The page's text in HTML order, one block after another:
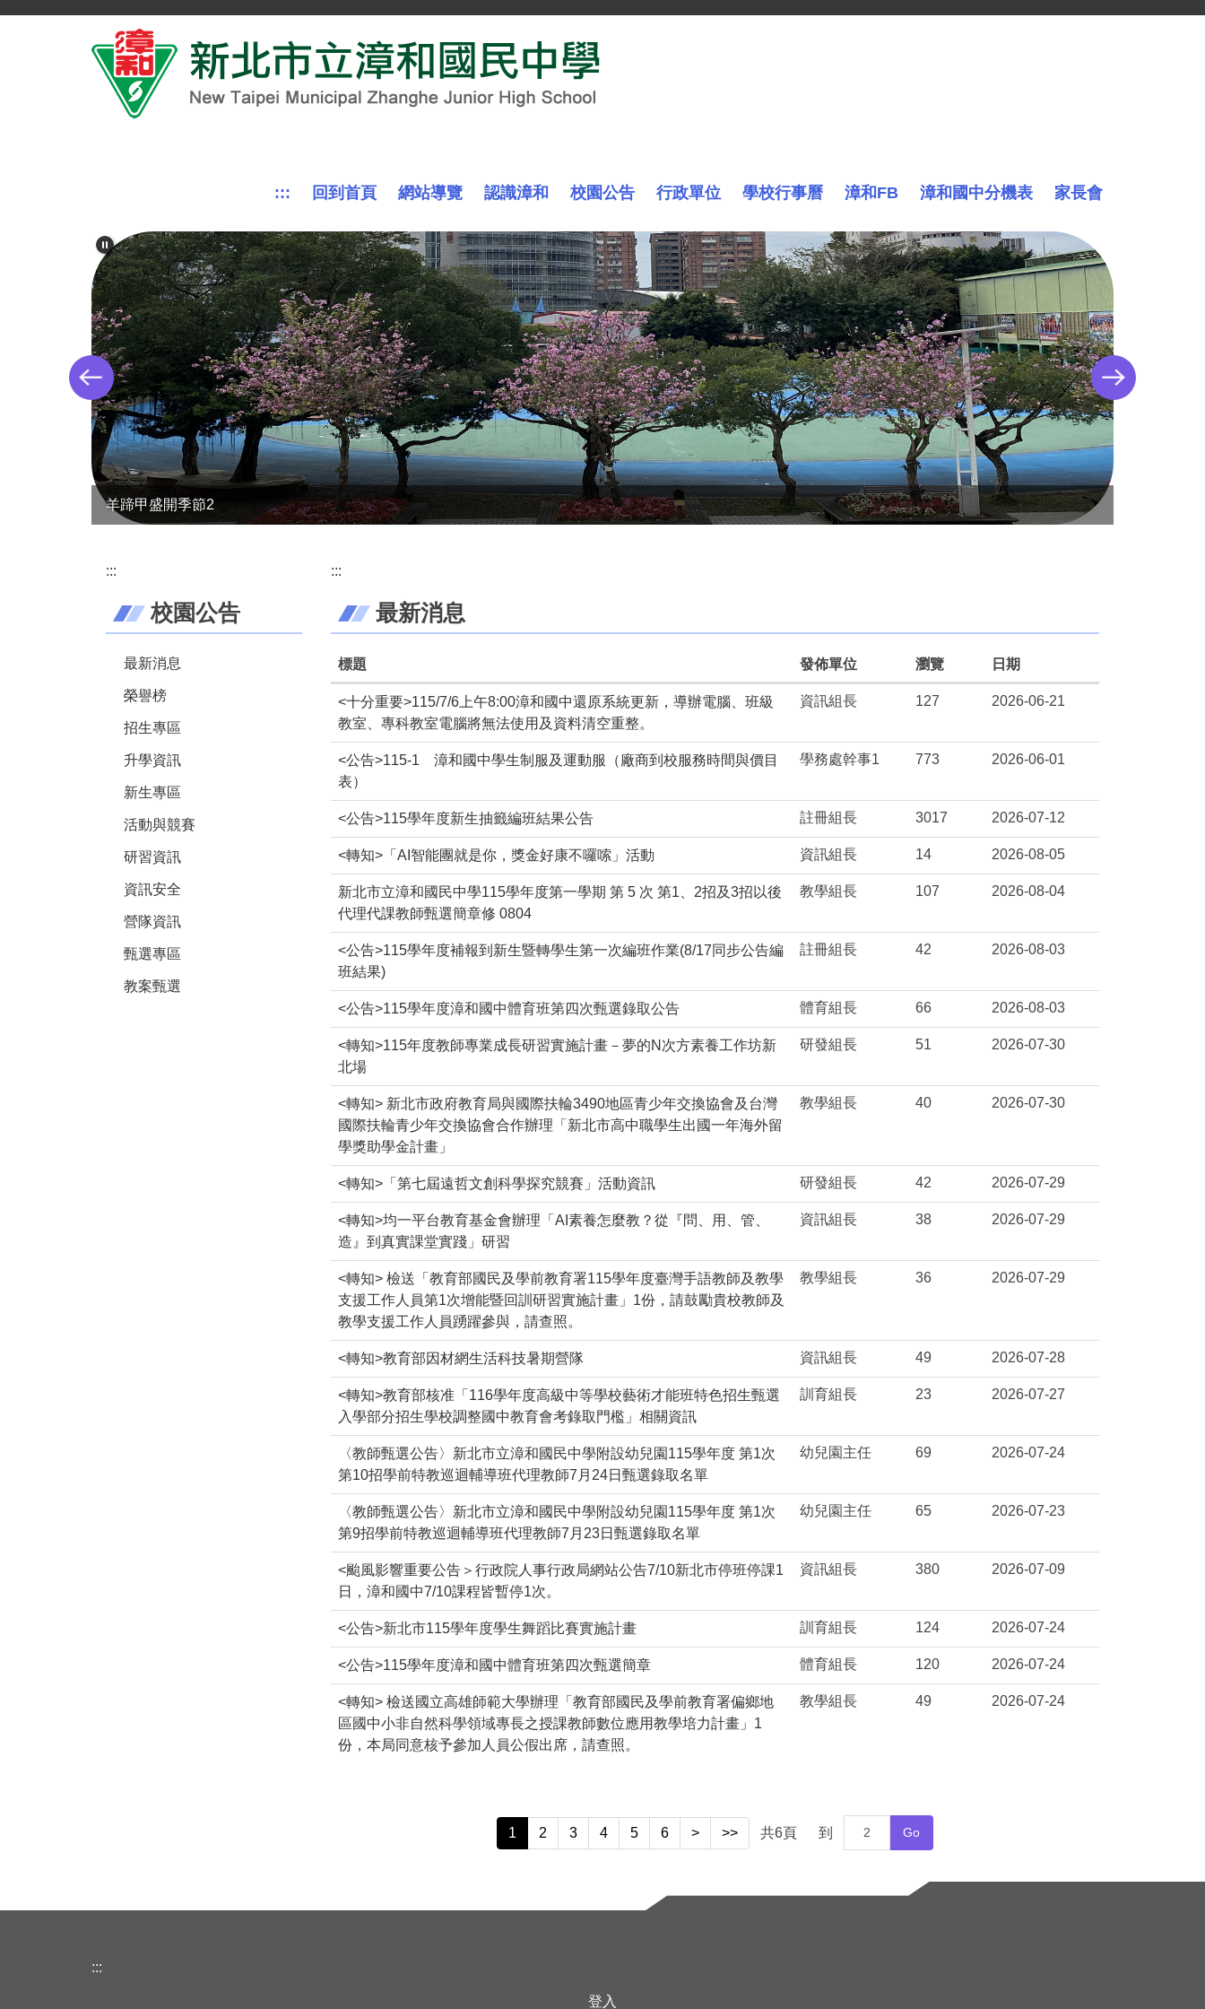
::: 回到首頁 網站導覽 認識漳和 校園公告 行政單位 學校行事曆 漳和FB 漳和國中分機表 家長會
羊蹄甲盛開季節2
:::
校園公告
最新消息
榮譽榜
招生專區
升學資訊
新生專區
活動與競賽
研習資訊
資訊安全
營隊資訊
甄選專區
教案甄選
:::
最新消息
標題 發佈單位 瀏覽 日期
<十分重要>115/7/6上午8:00漳和國中還原系統更新，導辦電腦、班級
教室、專科教室電腦將無法使用及資料清空重整。
資訊組長 127 2026-06-21
<公告>115-1 漳和國中學生制服及運動服（廠商到校服務時間與價目
表）
學務處幹事1 773 2026-06-01
<公告>115學年度新生抽籤編班結果公告 註冊組長 3017 2026-07-12
<轉知>「AI智能團就是你，獎金好康不囉嗦」活動 資訊組長 14 2026-08-05
新北市立漳和國民中學115學年度第一學期 第 5 次 第1、2招及3招以後
代理代課教師甄選簡章修 0804
教學組長 107 2026-08-04
<公告>115學年度補報到新生暨轉學生第一次編班作業(8/17同步公告編
班結果)
註冊組長 42 2026-08-03
<公告>115學年度漳和國中體育班第四次甄選錄取公告 體育組長 66 2026-08-03
<轉知>115年度教師專業成長研習實施計畫－夢的N次方素養工作坊新
北場
研發組長 51 2026-07-30
<轉知> 新北市政府教育局與國際扶輪3490地區青少年交換協會及台灣
國際扶輪青少年交換協會合作辦理「新北市高中職學生出國一年海外留
學獎助學金計畫」
教學組長 40 2026-07-30
<轉知>「第七屆遠哲文創科學探究競賽」活動資訊 研發組長 42 2026-07-29
<轉知>均一平台教育基金會辦理「AI素養怎麼教？從『問、用、管、
造』到真實課堂實踐」研習
資訊組長 38 2026-07-29
<轉知> 檢送「教育部國民及學前教育署115學年度臺灣手語教師及教學
支援工作人員第1次增能暨回訓研習實施計畫」1份，請鼓勵貴校教師及
教學支援工作人員踴躍參與，請查照。
教學組長 36 2026-07-29
<轉知>教育部因材網生活科技暑期營隊 資訊組長 49 2026-07-28
<轉知>教育部核准「116學年度高級中等學校藝術才能班特色招生甄選
入學部分招生學校調整國中教育會考錄取門檻」相關資訊
訓育組長 23 2026-07-27
〈教師甄選公告〉新北市立漳和國民中學附設幼兒園115學年度 第1次
第10招學前特教巡迴輔導班代理教師7月24日甄選錄取名單
幼兒園主任 69 2026-07-24
〈教師甄選公告〉新北市立漳和國民中學附設幼兒園115學年度 第1次
第9招學前特教巡迴輔導班代理教師7月23日甄選錄取名單
幼兒園主任 65 2026-07-23
<颱風影響重要公告＞行政院人事行政局網站公告7/10新北市停班停課1
日，漳和國中7/10課程皆暫停1次。
資訊組長 380 2026-07-09
<公告>新北市115學年度學生舞蹈比賽實施計畫 訓育組長 124 2026-07-24
<公告>115學年度漳和國中體育班第四次甄選簡章 體育組長 120 2026-07-24
<轉知> 檢送國立高雄師範大學辦理「教育部國民及學前教育署偏鄉地
區國中小非自然科學領域專長之授課教師數位應用教學培力計畫」1
份，本局同意核予參加人員公假出席，請查照。
教學組長 49 2026-07-24
1 2 3 4 5 6 > >> 共6頁 到 Go
:::
登入